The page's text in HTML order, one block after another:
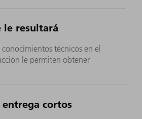
le resultará
conocimientos técnicos en el
le permiten obtener
cortos